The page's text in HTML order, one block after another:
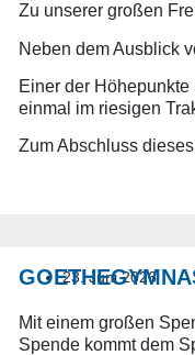
Zu unserer großen
Neben dem Ausblick
Einer der
einmal im riesigen
Zum Abschluss
23. Juni 2026
Mit einem großen
Spende kommt dem